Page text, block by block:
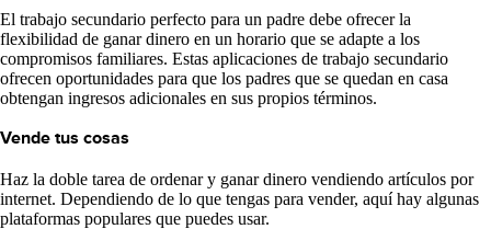
El trabajo secundario perfecto para un padre debe ofrecer la
flexibilidad de ganar dinero en un horario que se adapte a los
compromisos familiares. Estas aplicaciones de trabajo secundario
ofrecen oportunidades para que los padres que se quedan en casa
obtengan ingresos adicionales en sus propios términos.
Vende tus cosas
Haz la doble tarea de ordenar y ganar dinero vendiendo artículos por
internet. Dependiendo de lo que tengas para vender, aquí hay algunas
plataformas populares que puedes usar.